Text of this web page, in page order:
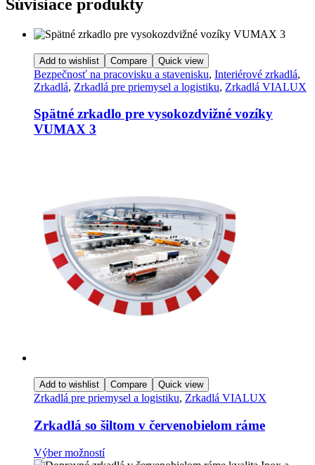
Súvisiace produkty
Add to wishlist Compare Quick view
Bezpečnosť na pracovisku a stavenisku, Interiérové zrkadlá,
Zrkadlá, Zrkadlá pre priemysel a logistiku, Zrkadlá VIALUX
Spätné zrkadlo pre vysokozdvižné vozíky
VUMAX 3
Add to wishlist Compare Quick view
Zrkadlá pre priemysel a logistiku, Zrkadlá VIALUX
Zrkadlá so šiltom v červenobielom ráme
Výber možnostíTento